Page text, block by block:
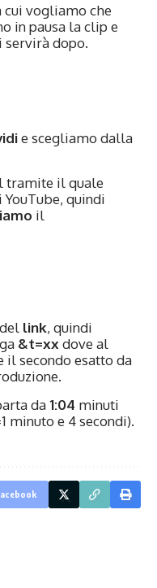
cui vogliamo che
in pausa la clip e
servirà dopo.
e scegliamo dalla
tramite il quale
quindi
il
link, quindi
&t=xx dove al
il secondo esatto da
da1:04 minuti
minuto e 4 secondi).